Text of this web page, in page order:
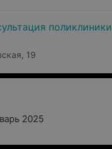
поликлиники
19
2025